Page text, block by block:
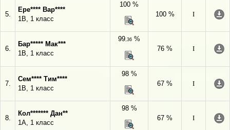
5.
Ере**** Вар****
1В, 1 класс
100 %
100 %
I
6.
Бар***** Мак***
1В, 1 класс
99,36 %
76 %
I
7.
Сем**** Тим****
1В, 1 класс
98 %
67 %
I
8.
Кол******* Дан**
1А, 1 класс
98 %
67 %
I